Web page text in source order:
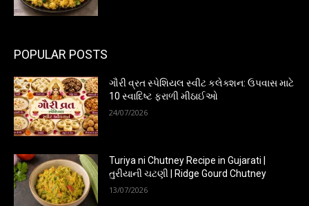
POPULAR POSTS
ગૌરી વ્રત સ્પેશિયલ સ્વીટ કલેક્શન: ઉપવાસ માટે
10 સ્વાદિષ્ટ ફરાળી મીઠાઈઓ
24/07/2026
Turiya ni Chutney Recipe in Gujarati |
તુરીયાની ચટણી | Ridge Gourd Chutney
13/07/2026